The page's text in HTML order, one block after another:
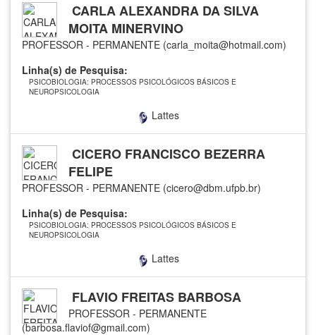
CARLA ALEXANDRA DA SILVA
MOITA MINERVINO
PROFESSOR - PERMANENTE (carla_moita@hotmail.com)
Linha(s) de Pesquisa:
PSICOBIOLOGIA: PROCESSOS PSICOLÓGICOS BÁSICOS E
NEUROPSICOLOGIA
Lattes
CICERO FRANCISCO BEZERRA
FELIPE
PROFESSOR - PERMANENTE (cicero@dbm.ufpb.br)
Linha(s) de Pesquisa:
PSICOBIOLOGIA: PROCESSOS PSICOLÓGICOS BÁSICOS E
NEUROPSICOLOGIA
Lattes
FLAVIO FREITAS BARBOSA
PROFESSOR - PERMANENTE
(barbosa.flaviof@gmail.com)